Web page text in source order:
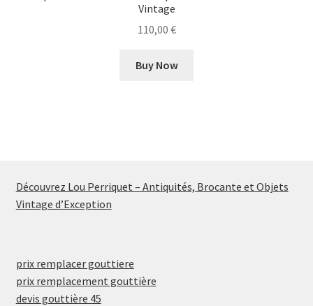
Vintage
110,00 €
Buy Now
Découvrez Lou Perriquet – Antiquités, Brocante et Objets
Vintage d’Exception
prix remplacer gouttiere
prix remplacement gouttière
devis gouttière 45